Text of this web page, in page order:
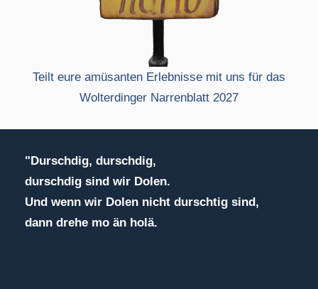
Teilt eure amüsanten Erlebnisse mit uns für das
Wolterdinger Narrenblatt 2027
"Durschdig, durschdig,
durschdig sind wir Dolen.
Und wenn wir Dolen nicht durschtig sind,
dann drehe mo än holä.